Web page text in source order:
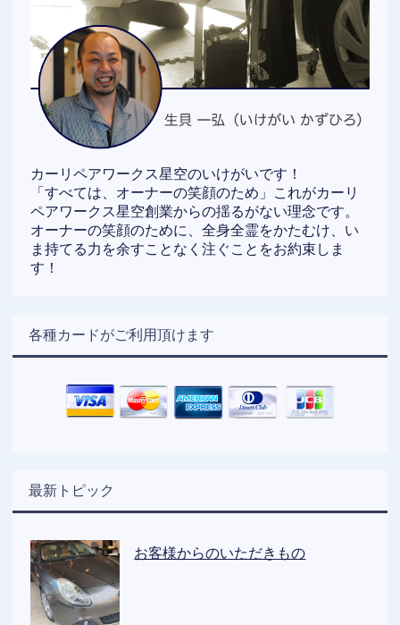
カーリペアワークス星空のいけがいです！
「すべては、オーナーの笑顔のため」これがカーリ
ペアワークス星空創業からの揺るがない理念です。
オーナーの笑顔のために、全身全霊をかたむけ、い
ま持てる力を余すことなく注ぐことをお約束しま
す！
各種カードがご利用頂けます
最新トピック
お客様からのいただきもの